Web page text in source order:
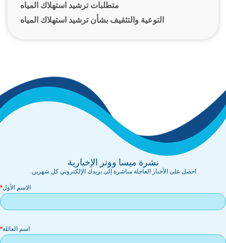
متطلبات ترشيد استهلاك المياه
التوعية والتثقيف بشأن ترشيد استهلاك المياه
نشرة ميسا ووتر الإخبارية
احصل على الأخبار العاجلة مباشرة إلى بريدك الإلكتروني كل شهرين.
الاسم الأول
اسم العائلة